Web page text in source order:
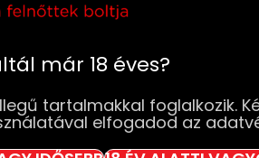
már 18 éves?
tartalmakkal foglalkozik.
elfogadod az